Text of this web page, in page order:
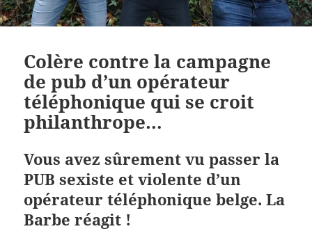
Colère contre la campagne
de pub d’un opérateur
téléphonique qui se croit
philanthrope…
Vous avez sûrement vu passer la
PUB sexiste et violente d’un
opérateur téléphonique belge. La
Barbe réagit !